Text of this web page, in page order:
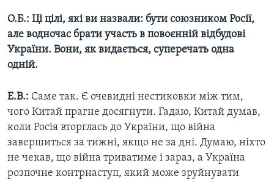
О.Б.: Ці цілі, які ви назвали: бути союзником Росії,
але водночас брати участь в повоєнній відбудові
України. Вони, як видається, суперечать одна
одній.
Е.В.: Саме так. Є очевидні нестиковки між тим,
чого Китай прагне досягнути. Гадаю, Китай думав,
коли Росія вторглась до України, що війна
завершиться за тижні, якщо не за дні. Думаю, ніхто
не чекав, що війна триватиме і зараз, а Україна
розпочне контрнаступ, який може зруйнувати